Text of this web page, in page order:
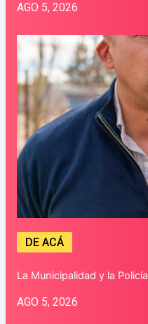
AGO 5, 2026
DE ACÁ
La Municipalidad y la
AGO 5, 2026